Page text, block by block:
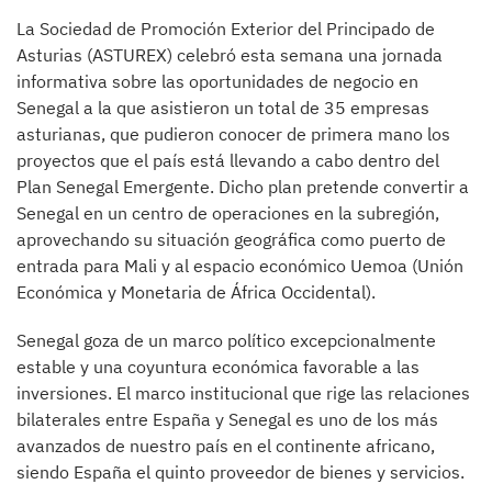
La Sociedad de Promoción Exterior del Principado de
Asturias (ASTUREX) celebró esta semana una jornada
informativa sobre las oportunidades de negocio en
Senegal a la que asistieron un total de 35 empresas
asturianas, que pudieron conocer de primera mano los
proyectos que el país está llevando a cabo dentro del
Plan Senegal Emergente. Dicho plan pretende convertir a
Senegal en un centro de operaciones en la subregión,
aprovechando su situación geográfica como puerto de
entrada para Mali y al espacio económico Uemoa (Unión
Económica y Monetaria de África Occidental).
Senegal goza de un marco político excepcionalmente
estable y una coyuntura económica favorable a las
inversiones. El marco institucional que rige las relaciones
bilaterales entre España y Senegal es uno de los más
avanzados de nuestro país en el continente africano,
siendo España el quinto proveedor de bienes y servicios.